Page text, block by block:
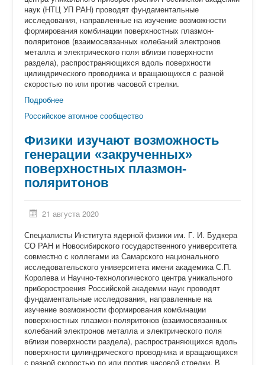
наук (НТЦ УП РАН) проводят фундаментальные
исследования, направленные на изучение возможности
формирования комбинации поверхностных плазмон-
поляритонов (взаимосвязанных колебаний электронов
металла и электрического поля вблизи поверхности
раздела), распространяющихся вдоль поверхности
цилиндрического проводника и вращающихся с разной
скоростью по или против часовой стрелки.
Подробнее
Российское атомное сообщество
Физики изучают возможность
генерации «закрученных»
поверхностных плазмон-
поляритонов
21 августа 2020
Специалисты Института ядерной физики им. Г. И. Будкера
СО РАН и Новосибирского государственного университета
совместно с коллегами из Самарского национального
исследовательского университета имени академика С.П.
Королева и Научно-технологического центра уникального
приборостроения Российской академии наук проводят
фундаментальные исследования, направленные на
изучение возможности формирования комбинации
поверхностных плазмон-поляритонов (взаимосвязанных
колебаний электронов металла и электрического поля
вблизи поверхности раздела), распространяющихся вдоль
поверхности цилиндрического проводника и вращающихся
с разной скоростью по или против часовой стрелки. В